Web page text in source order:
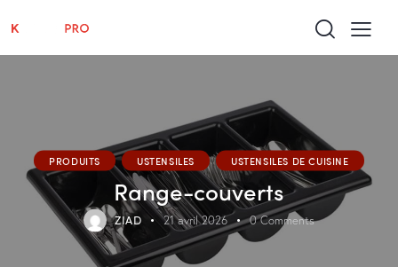
PRODUITS USTENSILES USTENSILES DE CUISINE
Range-couverts
ZIAD 21 avril 2026 0 Comments